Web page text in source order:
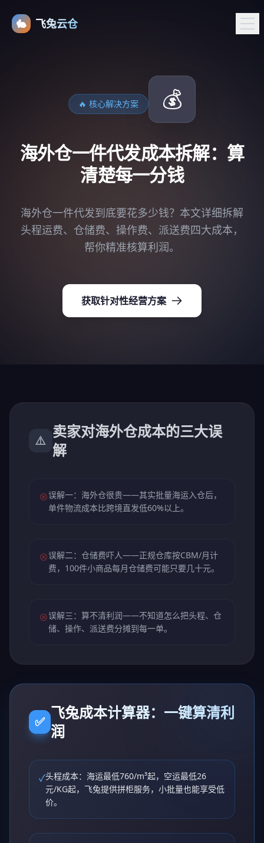
🐇 飞兔云仓
🔥 核心解决方案 💰
海外仓一件代发成本拆解：算
清楚每一分钱
海外仓一件代发到底要花多少钱？本文详细拆解
头程运费、仓储费、操作费、派送费四大成本，
帮你精准核算利润。
获取针对性经营方案
⚠️ 卖家对海外仓成本的三大误
解
⊗误解一：海外仓很贵——其实批量海运入仓后，
单件物流成本比跨境直发低60%以上。
⊗误解二：仓储费吓人——正规仓库按CBM/月计
费，100件小商品每月仓储费可能只要几十元。
⊗误解三：算不清利润——不知道怎么把头程、仓
储、操作、派送费分摊到每一单。
✅ 飞兔成本计算器：一键算清利
润
✓头程成本：海运最低760/m³起，空运最低26
元/KG起，飞兔提供拼柜服务，小批量也能享受低
价。